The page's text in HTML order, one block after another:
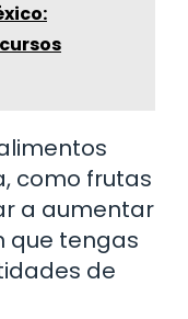
como frutas
a aumentar
que tengas
de